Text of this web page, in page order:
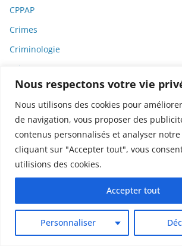
Nous respectons votre vie
Nous utilisons des cookies pour
de navigation, vous proposer des
contenus personnalisés et analyser notre
cliquant sur "Accepter tout", vous
utilisions des cookies.
Personnaliser
Accepter tout
CPPAP
Crimes
Criminologie
Crise
Crise économique
Critique cinématographique
Critique littéraire
Critique musicale
Critique théâtre
Croyances
Cryptomonnaies